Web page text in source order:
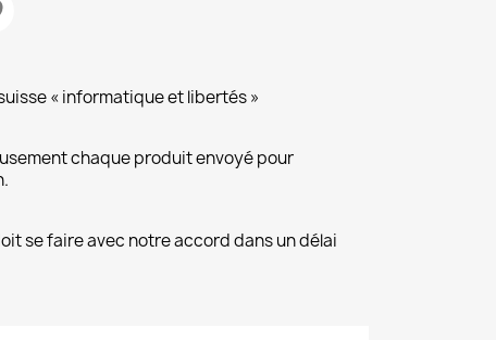
« informatique et libertés »
chaque produit envoyé pour
se faire avec notre accord dans un délai